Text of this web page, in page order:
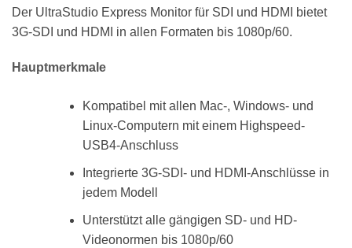
Der UltraStudio Express Monitor für SDI und HDMI bietet
3G-SDI und HDMI in allen Formaten bis 1080p/60.
Hauptmerkmale
Kompatibel mit allen Mac-, Windows- und
Linux-Computern mit einem Highspeed-
USB4-Anschluss
Integrierte 3G-SDI- und HDMI-Anschlüsse in
jedem Modell
Unterstützt alle gängigen SD- und HD-
Videonormen bis 1080p/60